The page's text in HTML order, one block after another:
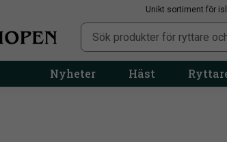
Unikt sortiment för
Nyheter Häst